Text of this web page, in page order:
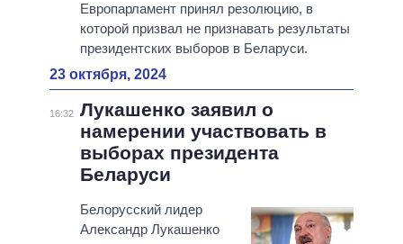
Европарламент принял резолюцию, в
которой призвал не признавать результаты
президентских выборов в Беларуси.
23 октября, 2024
16:32 Лукашенко заявил о
намерении участвовать в
выборах президента
Беларуси
Белорусский лидер
Александр Лукашенко